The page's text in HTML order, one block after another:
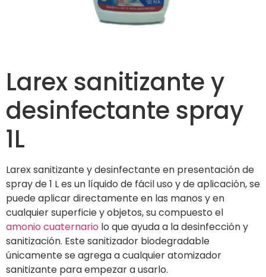
Larex sanitizante y
desinfectante spray
1L
Larex sanitizante y desinfectante en presentación de
spray de 1 L es un líquido de fácil uso y de aplicación, se
puede aplicar directamente en las manos y en
cualquier superficie y objetos, su compuesto el
amonio cuaternario lo que ayuda a la desinfección y
sanitización. Este sanitizador biodegradable
únicamente se agrega a cualquier atomizador
sanitizante para empezar a usarlo.